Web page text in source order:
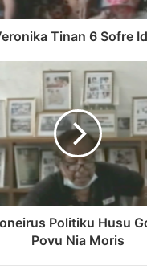
Tinan 6 Sofre
Politiku Husu
Povu Nia Moris